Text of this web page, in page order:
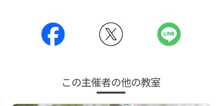
この主催者の他の教室